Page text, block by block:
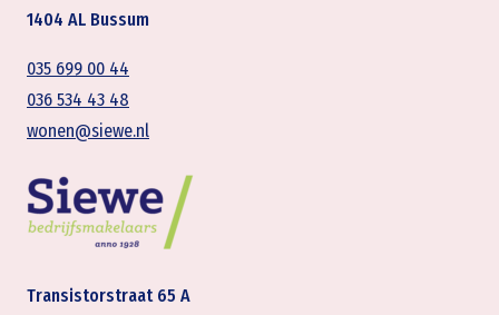
1404 AL Bussum
035 699 00 44
036 534 43 48
wonen@siewe.nl
Transistorstraat 65 A